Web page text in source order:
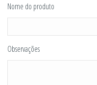
Nome do produto
Observações